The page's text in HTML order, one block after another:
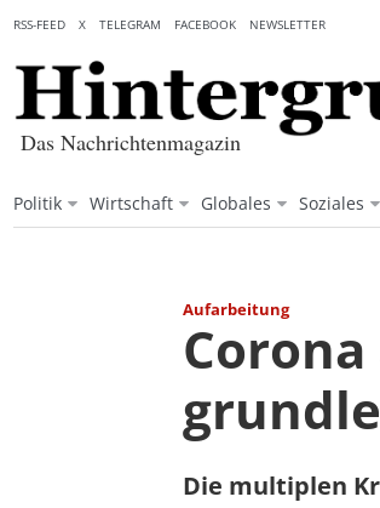
content
Das Nachrichtenmagazin
Politik Wirtschaft Globales Soziales
RSS-FEED X TELEGRAM FACEBOOK NEWSLETTER
Aufarbeitung
Die multiplen